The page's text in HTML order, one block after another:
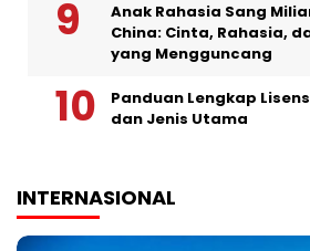
Anak Rahasia Sang
China: Cinta, Rahasia,
yang Mengguncang
Panduan Lengkap
dan Jenis Utama
INTERNASIONAL